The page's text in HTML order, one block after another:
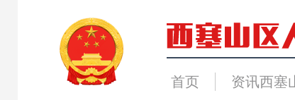
首页 资讯西塞